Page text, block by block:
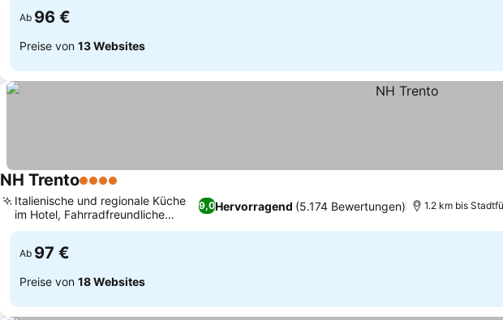
Ab 96 €
Preise von 13 Websites
NH Trento4 Sterne
9,0Hervorragend (5.174 Bewertungen)
Italienische und regionale Küche
im Hotel, Fahrradfreundliche
Ausstattung
1.2 km bis
Ab 97 €
Preise von 18 Websites